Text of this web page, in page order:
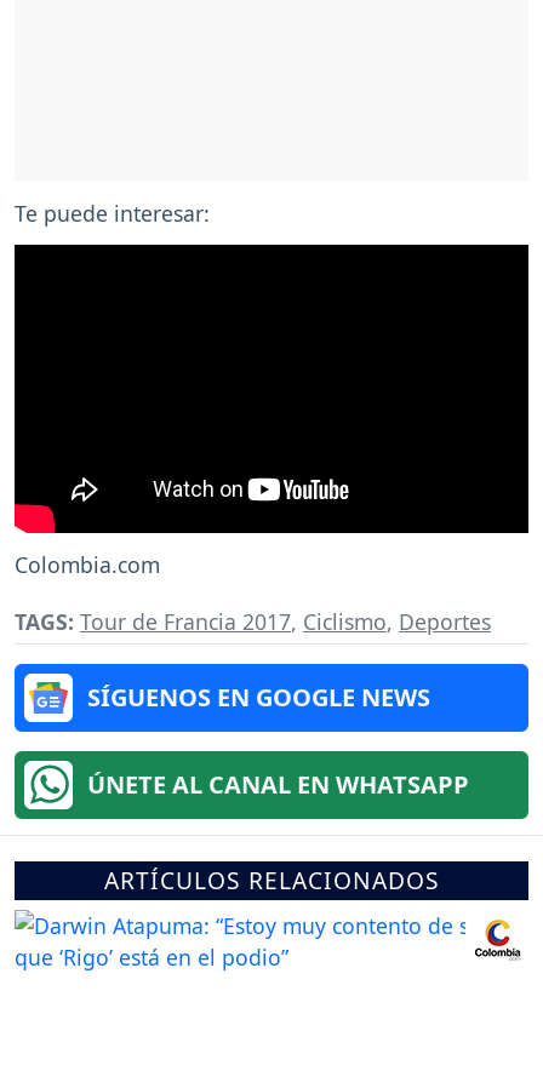
Te puede interesar:
Colombia.com
TAGS: Tour de Francia 2017, Ciclismo, Deportes
SÍGUENOS EN GOOGLE NEWS
ÚNETE AL CANAL EN WHATSAPP
ARTÍCULOS RELACIONADOS